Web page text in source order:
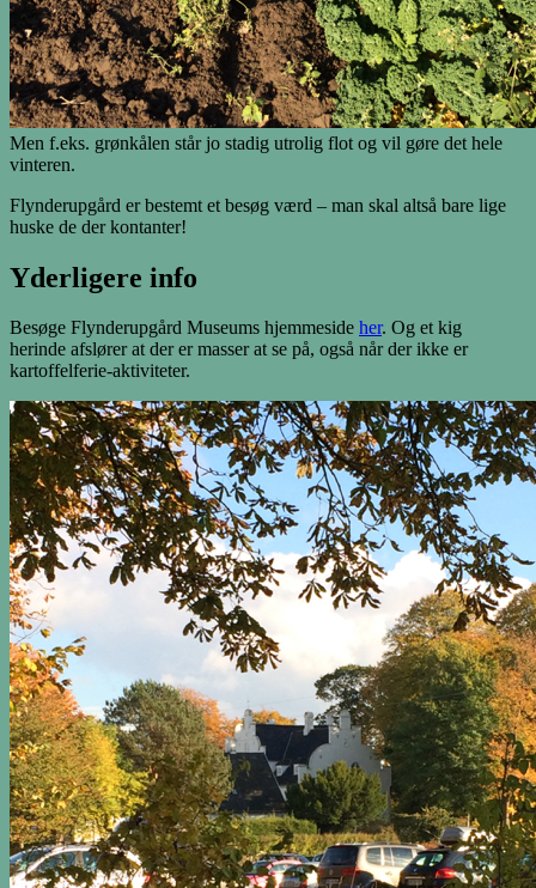
Men f.eks. grønkålen står jo stadig utrolig flot og vil gøre det hele
vinteren.
Flynderupgård er bestemt et besøg værd – man skal altså bare lige
huske de der kontanter!
Yderligere info
Besøge Flynderupgård Museums hjemmeside her. Og et kig
herinde afslører at der er masser at se på, også når der ikke er
kartoffelferie-aktiviteter.